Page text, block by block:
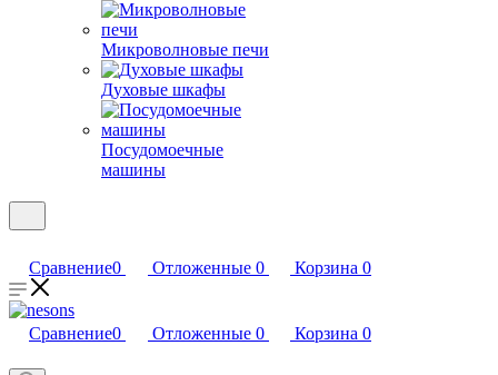
Микроволновые печи
Духовые шкафы
Посудомоечные
машины
Сравнение0 Отложенные 0 Корзина 0
Сравнение0 Отложенные 0 Корзина 0